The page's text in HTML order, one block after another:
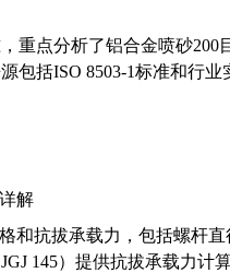
重点分析了铝合金喷砂200
包括ISO 8503-1标准和行
解
和抗拔承载力，包括螺杆
145）提供抗拔承载力